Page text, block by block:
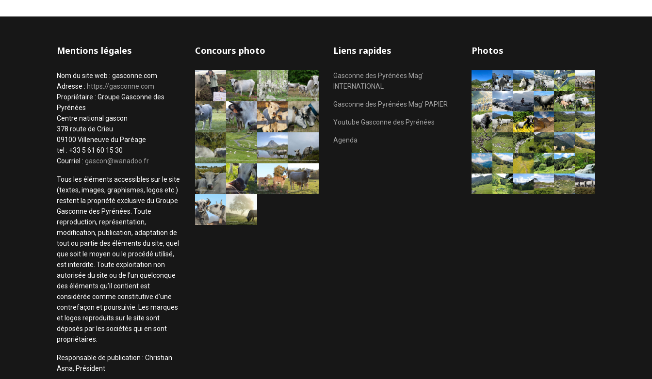
Mentions légales
Nom du site web : gasconne.com
Adresse : https://gasconne.com
Propriétaire : Groupe Gasconne des
Pyrénées
Centre national gascon
378 route de Crieu
09100 Villeneuve du Paréage
tel : +33 5 61 60 15 30
Courriel : gascon@wanadoo.fr
Tous les éléments accessibles sur le site
(textes, images, graphismes, logos etc.)
restent la propriété exclusive du Groupe
Gasconne des Pyrénées. Toute
reproduction, représentation,
modification, publication, adaptation de
tout ou partie des éléments du site, quel
que soit le moyen ou le procédé utilisé,
est interdite. Toute exploitation non
autorisée du site ou de l’un quelconque
des éléments qu’il contient est
considérée comme constitutive d’une
contrefaçon et poursuivie. Les marques
et logos reproduits sur le site sont
déposés par les sociétés qui en sont
propriétaires.
Responsable de publication : Christian
Asna, Président
Concours photo Liens rapides
Gasconne des Pyrénées Mag'
INTERNATIONAL
Gasconne des Pyrénées Mag' PAPIER
Youtube Gasconne des Pyrénées
Agenda
Photos